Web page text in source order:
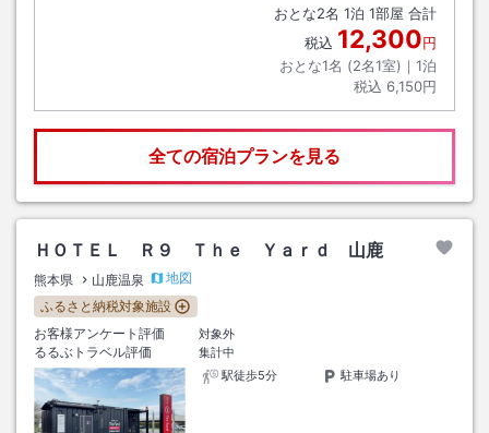
おとな2名 1泊 1部屋 合計
税込 12,300円
おとな1名 (2名1室)｜ 1泊
税込 6,150円
全ての宿泊プランを見る
ＨＯＴＥＬ Ｒ９ Ｔｈｅ Ｙａｒｄ 山鹿
熊本県 山鹿温泉
地図
ふるさと納税対象施設
お客様アンケート評価
対象外
るるぶトラベル評価
集計中
駅徒歩5分
駐車場あり